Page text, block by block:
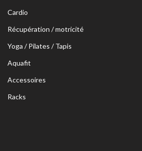
Cardio
Récupération / motricité
Yoga / Pilates / Tapis
Aquafit
Accessoires
Racks